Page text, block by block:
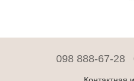
098 888-67-28